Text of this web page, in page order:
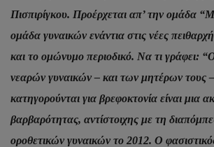
Πισπιρίγκου. Προέρχεται απ’ την ομάδα
ομάδα γυναικών ενάντια στις νέες
και το ομώνυμο περιοδικό. Να τι γράφει:
νεαρών γυναικών – και των μητέρων τους
κατηγορούνται για βρεφοκτονία είναι μια
βαρβαρότητας, αντίστοιχης με τη
οροθετικών γυναικών το 2012. Ο